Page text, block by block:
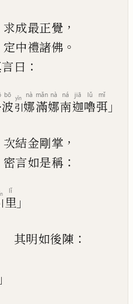
求成最正覺 ，
定中禮諸佛 。
曰 ：
波
bō
引
yǐn
娜
nà
滿
mǎn
娜
nà
南
ná
迦
jiā
嚕
lǔ
弭
mǐ
」
次結金剛掌 ，
密言如是稱 ：
里
lǐ
」
其明如後陳 ：
」